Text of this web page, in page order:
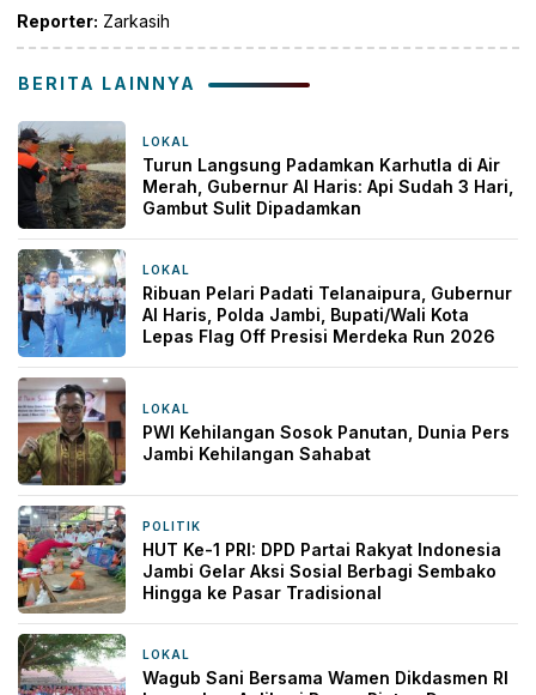
Reporter: Zarkasih
BERITA LAINNYA
LOKAL
Turun Langsung Padamkan Karhutla di Air
Merah, Gubernur Al Haris: Api Sudah 3 Hari,
Gambut Sulit Dipadamkan
LOKAL
Ribuan Pelari Padati Telanaipura, Gubernur
Al Haris, Polda Jambi, Bupati/Wali Kota
Lepas Flag Off Presisi Merdeka Run 2026
LOKAL
PWI Kehilangan Sosok Panutan, Dunia Pers
Jambi Kehilangan Sahabat
POLITIK
HUT Ke-1 PRI: DPD Partai Rakyat Indonesia
Jambi Gelar Aksi Sosial Berbagi Sembako
Hingga ke Pasar Tradisional
LOKAL
Wagub Sani Bersama Wamen Dikdasmen RI